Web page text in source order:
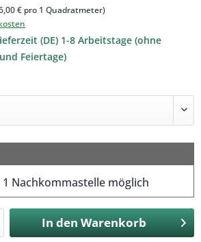
€ pro 1 Quadratmeter)
(DE) 1-8 Arbeitstage (ohne
Feiertage)
1 Nachkommastelle möglich
In denWarenkorb